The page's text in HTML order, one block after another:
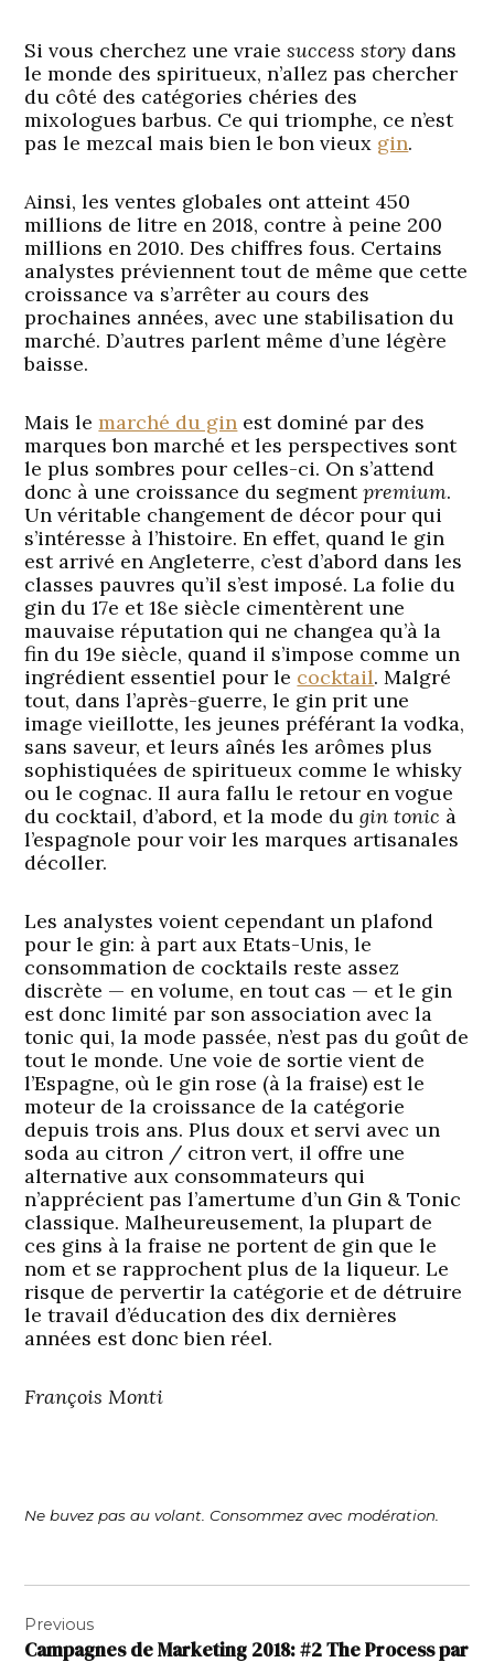
Si vous cherchez une vraiesuccess story dans
le monde des spiritueux, n’allez pas chercher
du côté des catégories chéries des
mixologues barbus. Ce qui triomphe, ce n’est
pas le mezcal mais bien le bon vieux gin.
Ainsi, les ventes globales ont atteint 450
millions de litre en 2018, contre à peine 200
millions en 2010. Des chiffres fous. Certains
analystes préviennent tout de même que cette
croissance va s’arrêter au cours des
prochaines années, avec une stabilisation du
marché. D’autres parlent même d’une légère
baisse.
Mais lemarché du gin est dominé par des
marques bon marché et les perspectives sont
le plus sombres pour celles-ci. On s’attend
donc à une croissance du segmentpremium.
Un véritable changement de décor pour qui
s’intéresse à l’histoire. En effet, quand le gin
est arrivé en Angleterre, c’est d’abord dans les
classes pauvres qu’il s’est imposé. La folie du
gin du 17e et 18e siècle cimentèrent une
mauvaise réputation qui ne changea qu’à la
fin du 19e siècle, quand il s’impose comme un
ingrédient essentiel pour le cocktail. Malgré
tout, dans l’après-guerre, le gin prit une
image vieillotte, les jeunes préférant la vodka,
sans saveur, et leurs aînés les arômes plus
sophistiquées de spiritueux comme le whisky
ou le cognac. Il aura fallu le retour en vogue
du cocktail, d’abord, et la mode dugin tonic à
l’espagnole pour voir les marques artisanales
décoller.
Les analystes voient cependant un plafond
pour le gin: à part aux Etats-Unis, le
consommation de cocktails reste assez
discrète — en volume, en tout cas — et le gin
est donc limité par son association avec la
tonic qui, la mode passée, n’est pas du goût de
tout le monde. Une voie de sortie vient de
l’Espagne, où le gin rose (à la fraise) est le
moteur de la croissance de la catégorie
depuis trois ans. Plus doux et servi avec un
soda au citron / citron vert, il offre une
alternative aux consommateurs qui
n’apprécient pas l’amertume d’un Gin & Tonic
classique. Malheureusement, la plupart de
ces gins à la fraise ne portent de gin que le
nom et se rapprochent plus de la liqueur. Le
risque de pervertir la catégorie et de détruire
le travail d’éducation des dix dernières
années est donc bien réel.
François Monti
Ne buvez pas au volant. Consommez avec modération.
de
Previous
Campagnes de Marketing 2018: #2 The Process par